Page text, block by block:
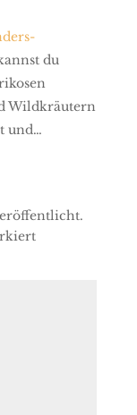
du
Wildkräutern
und…